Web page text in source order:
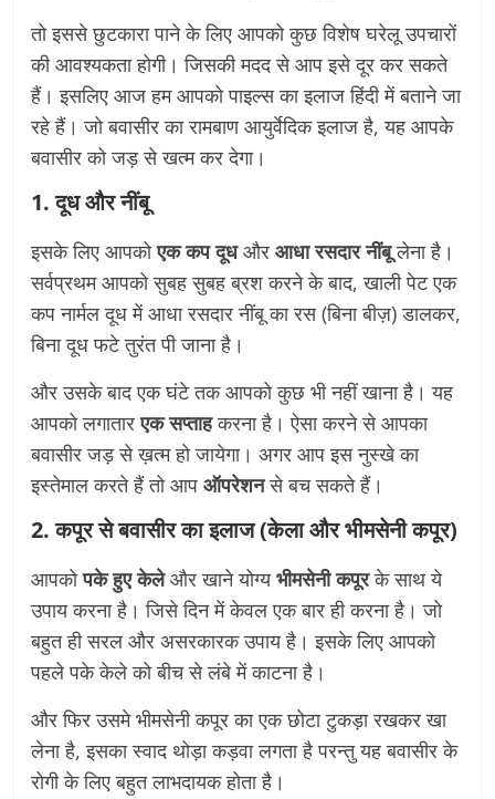
तो इससे छुटकारा पाने के लिए आपको कुछ विशेष घरेलू उपचारों
की आवश्यकता होगी। जिसकी मदद से आप इसे दूर कर सकते
हैं। इसलिए आज हम आपको पाइल्स का इलाज हिंदी में बताने जा
रहे हैं। जो बवासीर का रामबाण आयुर्वेदिक इलाज है, यह आपके
बवासीर को जड़ से खत्म कर देगा।
1. दूध और नींबू
इसके लिए आपकोएक कप दूधऔरआधा रसदार नींबूलेना है।
सर्वप्रथम आपको सुबह सुबह ब्रश करने के बाद, खाली पेट एक
कप नार्मल दूध में आधा रसदार नींबू का रस (बिना बीज़) डालकर,
बिना दूध फटे तुरंत पी जाना है।
और उसके बाद एक घंटे तक आपको कुछ भी नहीं खाना है। यह
आपको लगातारएक सप्ताहकरना है। ऐसा करने से आपका
बवासीर जड़ से ख़त्म हो जायेगा। अगर आप इस नुस्खे का
इस्तेमाल करते हैं तो आपऑपरेशनसे बच सकते हैं।
2. कपूर से बवासीर का इलाज (केला और भीमसेनी कपूर)
आपकोपके हुए केलेऔर खाने योग्यभीमसेनी कपूरके साथ ये
उपाय करना है। जिसे दिन में केवल एक बार ही करना है। जो
बहुत ही सरल और असरकारक उपाय है। इसके लिए आपको
पहले पके केले को बीच से लंबे में काटना है।
और फिर उसमे भीमसेनी कपूर का एक छोटा टुकड़ा रखकर खा
लेना है, इसका स्वाद थोड़ा कड़वा लगता है परन्तु यह बवासीर के
रोगी के लिए बहुत लाभदायक होता है।